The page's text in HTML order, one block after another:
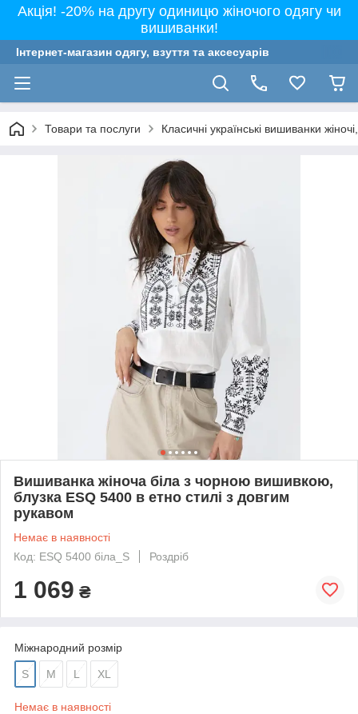
Акція! -20% на другу одиницю жіночого одягу чи
вишиванки!
Інтернет-магазин одягу, взуття та аксесуарів
Товари та послуги Класичні українські вишиванки
Вишиванка жіноча біла з чорною вишивкою,
блузка ESQ 5400 в етно стилі з довгим
рукавом
Немає в наявності
Код: ESQ 5400 біла_S
Роздріб
1 069 ₴
Міжнародний розмір
S M L XL
Немає в наявності